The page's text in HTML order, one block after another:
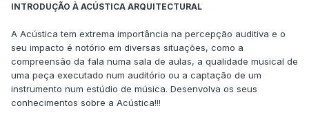
INTRODUÇÃO À ACÚSTICA ARQUITECTURAL
A Acústica tem extrema importância na percepção auditiva e o
seu impacto é notório em diversas situações, como a
compreensão da fala numa sala de aulas, a qualidade musical de
uma peça executado num auditório ou a captação de um
instrumento num estúdio de música. Desenvolva os seus
conhecimentos sobre a Acústica!!!